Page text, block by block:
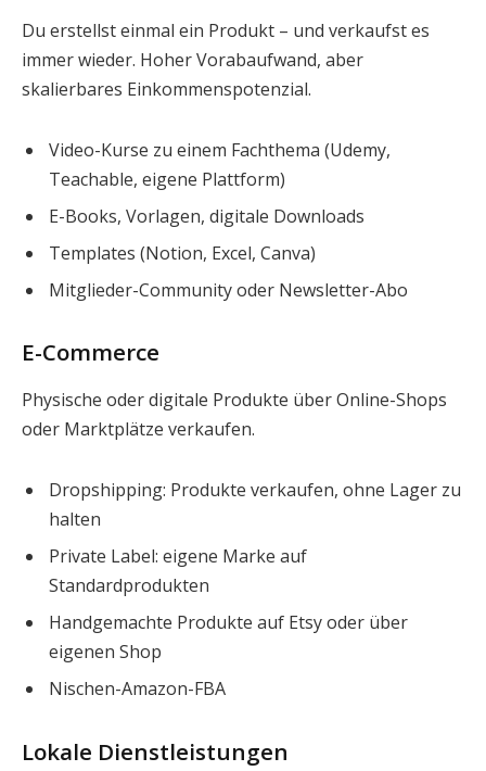
Du erstellst einmal ein Produkt – und verkaufst es
immer wieder. Hoher Vorabaufwand, aber
skalierbares Einkommenspotenzial.
Video-Kurse zu einem Fachthema (Udemy,
Teachable, eigene Plattform)
E-Books, Vorlagen, digitale Downloads
Templates (Notion, Excel, Canva)
Mitglieder-Community oder Newsletter-Abo
E-Commerce
Physische oder digitale Produkte über Online-Shops
oder Marktplätze verkaufen.
Dropshipping: Produkte verkaufen, ohne Lager zu
halten
Private Label: eigene Marke auf
Standardprodukten
Handgemachte Produkte auf Etsy oder über
eigenen Shop
Nischen-Amazon-FBA
Lokale Dienstleistungen